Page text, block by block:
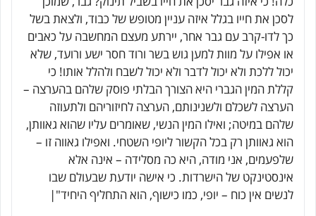
לסכן את חייו בגלל איזה עניין מטופש של כבוד, ולצאת בשל
כך לדו-קרב עם גבר אחר, יירתע מעצם המחשבה על כאבים
או אפילו על מוות למען גוש בשר ורוד חסר ישע ורועד, שלא
יכול ללכת ולא יכול לדבר ולא יכול לשבח ולהלל אותו! כי
קללת המין הגברי היא הצורך הבלתי פוסק שלהם בהערצה –
הערצה לשכלם ולשנינותם, הערצה לחיזוריהם ולתעוזה
שלהם במיטה; ואילו המין הנשי, שאומרים עליו שהוא גאוותן,
הוא גאוותן רק בכל הקשור ליופי השטחי. ואפילו גאווה זו –
שלפעמים, אני מודה, היא כה מסלידה – אינה אלא
אינסטינקט של הישרדות. כי אישה יודעת שבעולם שבו
לנשים אין כוח – יופי, כמו כישוף, הוא התחליף היחיד"|